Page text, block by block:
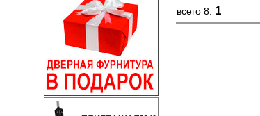
всего 8: 1